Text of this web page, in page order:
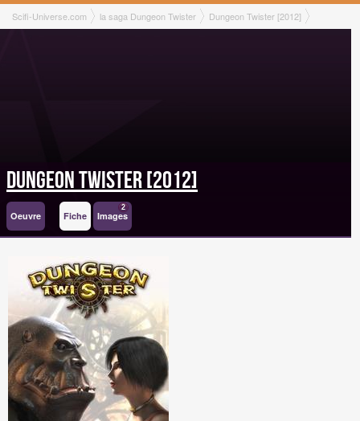
Scifi-Universe.com la saga Dungeon Twister Dungeon Twister [2012]
Dungeon Twister [2012]
Oeuvre Fiche Images
2